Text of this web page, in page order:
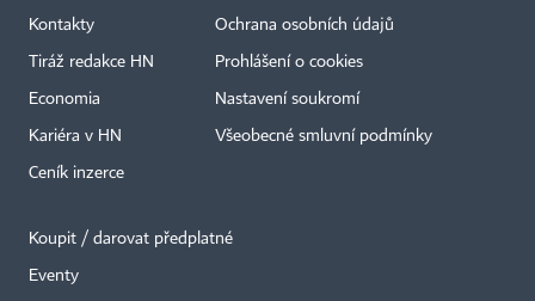
Kontakty
Tiráž redakce HN
Economia
Kariéra v HN
Ceník inzerce
Ochrana osobních údajů
Prohlášení o cookies
Nastavení soukromí
Všeobecné smluvní podmínky
Koupit / darovat předplatné
Eventy